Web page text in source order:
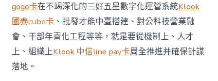
gogo卡在不竭深化的三好五星數字化運營系統Klook
國泰cube卡 、批發才能中臺搭建、對公科技營業融
會、干部年青化工程等等，就是要從機制上、人才
上、組織上Klook 中信line pay卡周全推進并確保計謀
落地。